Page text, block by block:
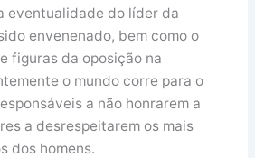
eventualidade do líder da
envenenado, bem como o
figuras da oposição na
o mundo corre para o
a não honrarem a
a desrespeitarem os mais
dos homens.